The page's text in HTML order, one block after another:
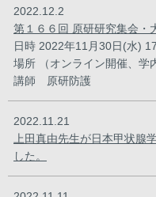
2022.12.2
第１６６回 原研研究集会・
日時 2022年11月30日(水)
場所 （オンライン開催、学
講師 原研防護
2022.11.21
上田真由先生が日本甲状腺
した。